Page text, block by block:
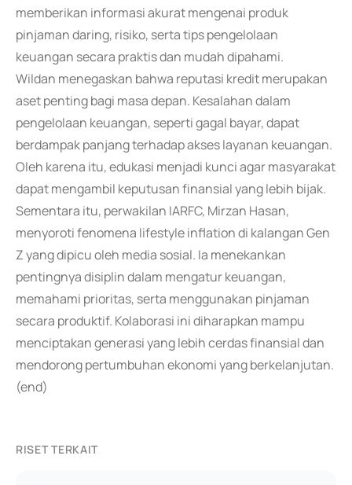
memberikan informasi akurat mengenai produk
pinjaman daring, risiko, serta tips pengelolaan
keuangan secara praktis dan mudah dipahami.
Wildan menegaskan bahwa reputasi kredit merupakan
aset penting bagi masa depan. Kesalahan dalam
pengelolaan keuangan, seperti gagal bayar, dapat
berdampak panjang terhadap akses layanan keuangan.
Oleh karena itu, edukasi menjadi kunci agar masyarakat
dapat mengambil keputusan finansial yang lebih bijak.
Sementara itu, perwakilan IARFC, Mirzan Hasan,
menyoroti fenomena lifestyle inflation di kalangan Gen
Z yang dipicu oleh media sosial. Ia menekankan
pentingnya disiplin dalam mengatur keuangan,
memahami prioritas, serta menggunakan pinjaman
secara produktif. Kolaborasi ini diharapkan mampu
menciptakan generasi yang lebih cerdas finansial dan
mendorong pertumbuhan ekonomi yang berkelanjutan.
(end)
RISET TERKAIT